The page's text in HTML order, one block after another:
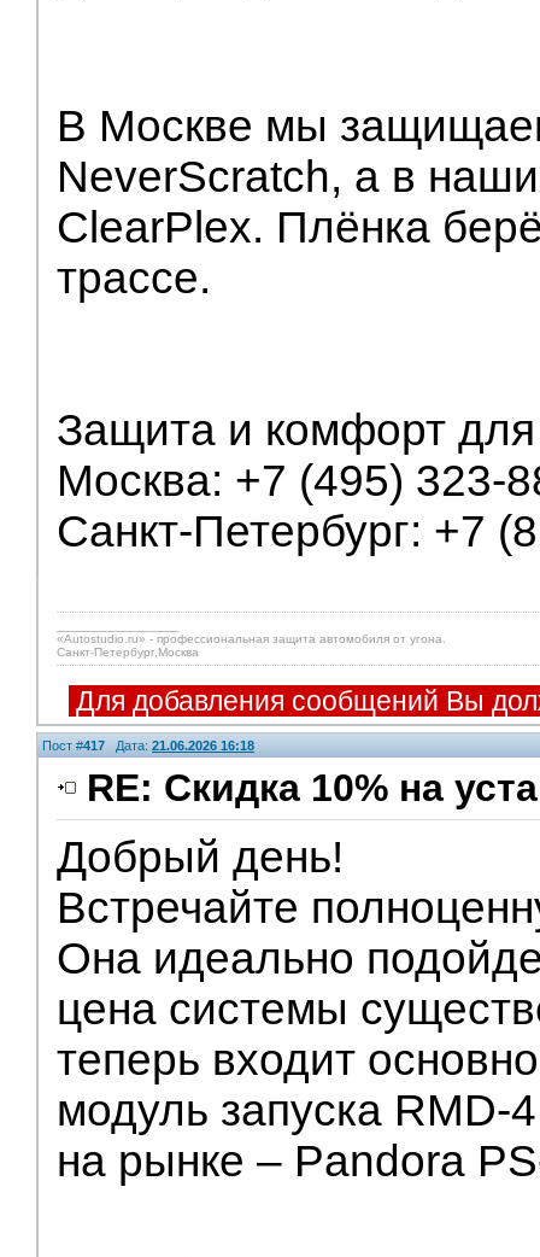
В Москве мы
NeverScratch, а в
ClearPlex. Плёнка
трассе.
Защита и комфорт
Москва: +7 (495) 323-
Санкт-Петербург: +7
«Autostudio.ru» - профессиональная защита автомобиля от угона.
Санкт-Петербург,Москва
Для добавления сообщений Вы
Пост #417 Дата: 21.06.2026 16:18
RE: Скидка 10% на
Добрый день!
Встречайте
Она идеально
цена системы
теперь входит
модуль запуска RMD-
на рынке – Pandora